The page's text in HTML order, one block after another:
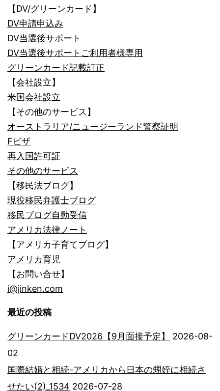
【DV/グリーンカード】
DV申請申込み
DV当選後サポート
DV当選後サポートご利用者様専用
グリーンカード記載訂正
【会社設立】
米国会社設立
【その他のサービス】
オーストラリア/ニュージーランド警察証明
Fビザ
再入国許可証
その他のサービス
【移民法ブログ】
現役移民弁護士ブログ
移民ブログ自動受信
アメリカ法律ノート
【アメリカ子育てブログ】
アメリカ育児
【お問い合せ】
i@jinken.com
最近の投稿
グリーンカードDV2026【9月面接予定】
2026-08-
02
国際結婚と相続-アメリカから日本の甥姪に相続さ
せたい(2)_1534 2026-07-28